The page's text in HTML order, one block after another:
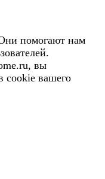
помогают нам
вы
cookie вашего